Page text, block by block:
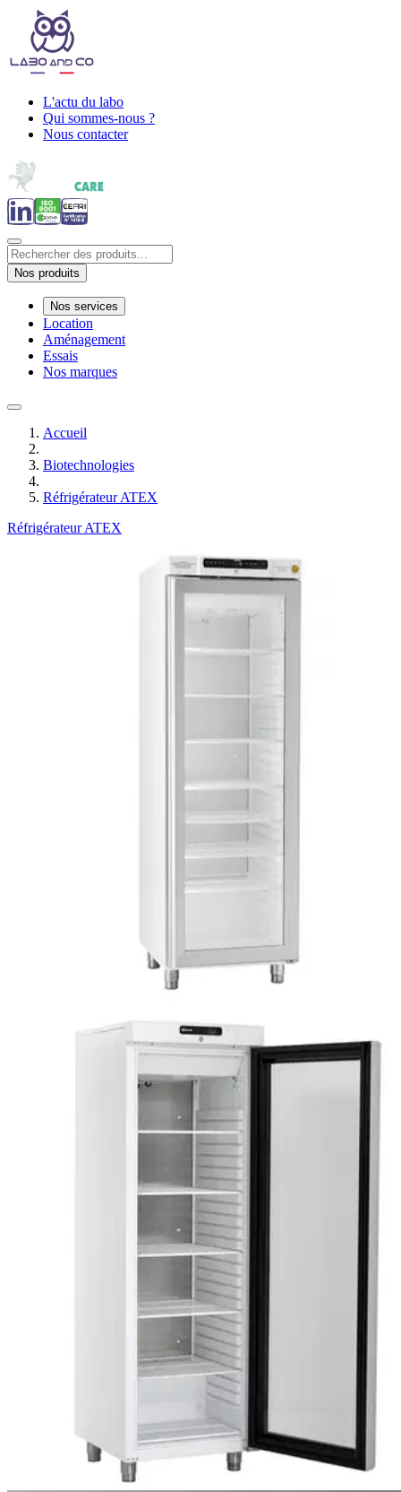
L'actu du labo
Qui sommes-nous ?
Nous contacter
Nos produits
Nos services
Location
Aménagement
Essais
Nos marques
Accueil
Biotechnologies
Réfrigérateur ATEX
Réfrigérateur ATEX